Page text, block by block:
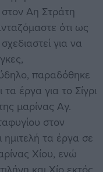
Αη Στράτη
ότι ως
για να
παραδόθηκε
έργα για το Σίγρι
μαρίνας Αγ.
στον
τα έργα σε
Χίου, ενώ